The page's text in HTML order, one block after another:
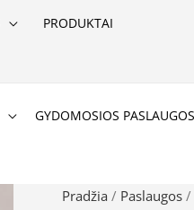
PRODUKTAI
GYDOMOSIOS PASLAUGOS
Pradžia / Paslaugos/
produkto